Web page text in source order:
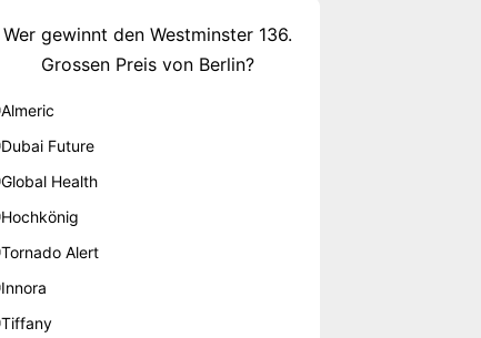
Wer gewinnt den Westminster 136.
Grossen Preis von Berlin?
Almeric
Dubai Future
Global Health
Hochkönig
Tornado Alert
Innora
Tiffany